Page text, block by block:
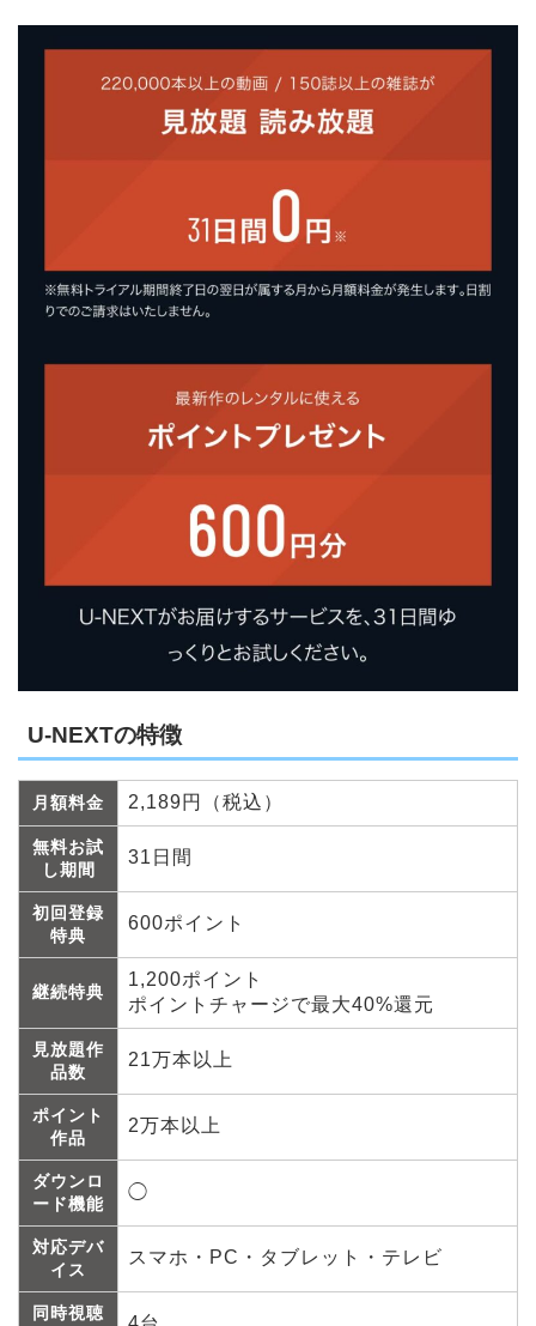
U-NEXTの特徴
月額料金 2,189円（税込）
無料お試
し期間
31日間
初回登録
特典
600ポイント
継続特典
1,200ポイント
ポイントチャージで最大40%還元
見放題作
品数
21万本以上
ポイント
作品
2万本以上
ダウンロ
ード機能
◯
対応デバ
イス
スマホ・PC・タブレット・テレビ
同時視聴